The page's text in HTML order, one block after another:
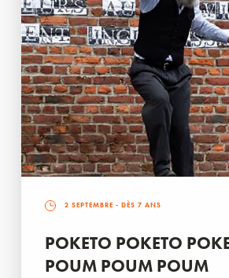
2 SEPTEMBRE - DÈS 7 ANS
POKETO POKETO
POUM POUM POUM